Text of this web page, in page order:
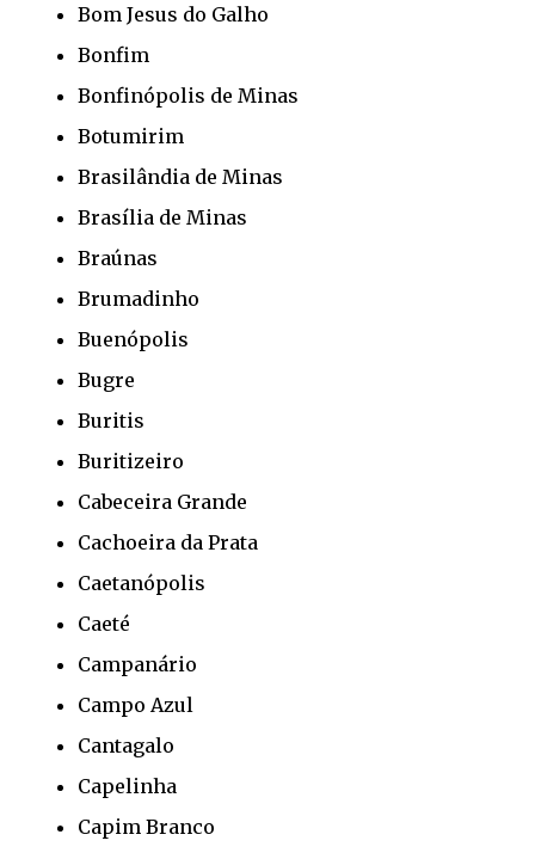
Bom Jesus do Galho
Bonfim
Bonfinópolis de Minas
Botumirim
Brasilândia de Minas
Brasília de Minas
Braúnas
Brumadinho
Buenópolis
Bugre
Buritis
Buritizeiro
Cabeceira Grande
Cachoeira da Prata
Caetanópolis
Caeté
Campanário
Campo Azul
Cantagalo
Capelinha
Capim Branco